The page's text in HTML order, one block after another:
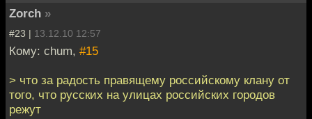
Zorch »
#23 | 13.12.10 12:57
Кому: chum, #15
> что за радость правящему российскому клану от
того, что русских на улицах российских городов
режут